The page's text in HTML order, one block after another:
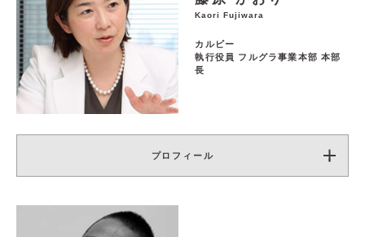
Kaori Fujiwara
カルビー
執行役員 フルグラ事業本部 本部
長
プロフィール